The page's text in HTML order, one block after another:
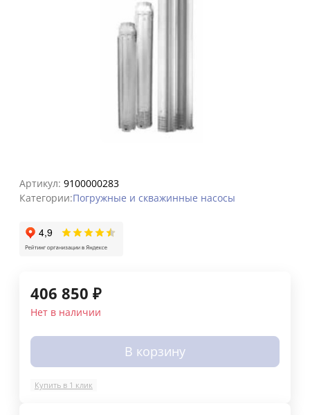
Артикул: 9100000283
Категории:Погружные и скважинные насосы
406 850 ₽
Нет в наличии
В корзину
Купить в 1 клик